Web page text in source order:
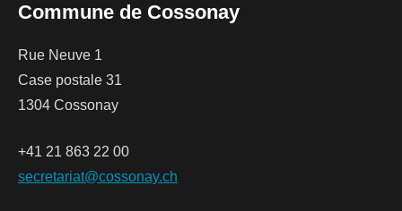
Commune de Cossonay
Rue Neuve 1
Case postale 31
1304 Cossonay
+41 21 863 22 00
secretariat@cossonay.ch